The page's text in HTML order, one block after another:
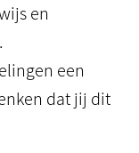
en
een
dat jij dit